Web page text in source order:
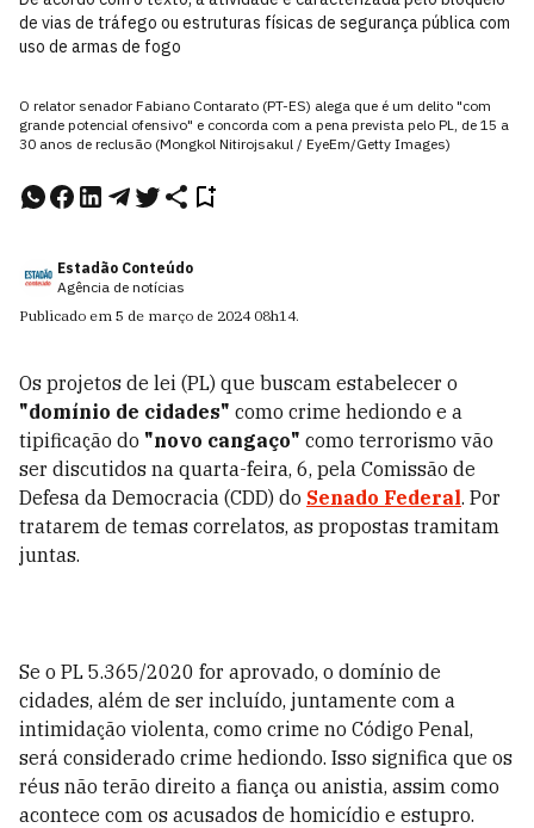
de vias de tráfego ou estruturas físicas de segurança pública com
uso de armas de fogo
O relator senador Fabiano Contarato (PT-ES) alega que é um delito "com
grande potencial ofensivo" e concorda com a pena prevista pelo PL, de 15 a
30 anos de reclusão (Mongkol Nitirojsakul / EyeEm/Getty Images)
Estadão Conteúdo
Agência de notícias
Publicado em 5 de março de 2024 08h14.
Os projetos de lei (PL) que buscam estabelecer o
"domínio de cidades" como crime hediondo e a
tipificação do "novo cangaço" como terrorismo vão
ser discutidos na quarta-feira, 6, pela Comissão de
Defesa da Democracia (CDD) do Senado Federal. Por
tratarem de temas correlatos, as propostas tramitam
juntas.
Se o PL 5.365/2020 for aprovado, o domínio de
cidades, além de ser incluído, juntamente com a
intimidação violenta, como crime no Código Penal,
será considerado crime hediondo. Isso significa que os
réus não terão direito a fiança ou anistia, assim como
acontece com os acusados de homicídio e estupro.